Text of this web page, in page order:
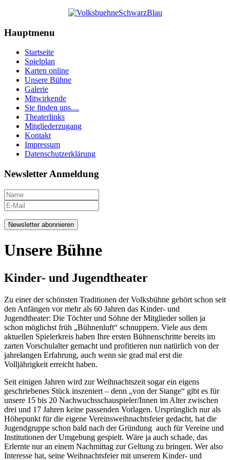
Hauptmenu
Startseite
Spielplan
Karten online
Unsere Bühne
Galerie
Mitwirkende
Sie finden uns....
Theaterlinks
Mitgliederzugang
Kontakt
Impressum
Datenschutzerklärung
Newsletter Anmeldung
Newsletter abonnieren
Unsere Bühne
Kinder- und Jugendtheater
Zu einer der schönsten Traditionen der Volksbühne gehört schon seit
den Anfängen vor mehr als 60 Jahren das Kinder- und
Jugendtheater: Die Töchter und Söhne der Mitglieder sollen ja
schon möglichst früh „Bühnenluft“ schnuppern. Viele aus dem
aktuellen Spielerkreis haben Ihre ersten Bühnenschritte bereits im
zarten Vorschulalter gemacht und profitieren nun natürlich von der
jahrelangen Erfahrung, auch wenn sie grad mal erst die
Volljährigkeit erreicht haben.
Seit einigen Jahren wird zur Weihnachtszeit sogar ein eigens
geschriebenes Stück inszeniert – denn „von der Stange“ gibt es für
unsere 15 bis 20 Nachwuchsschauspieler/Innen im Alter zwischen
drei und 17 Jahren keine passenden Vorlagen. Ursprünglich nur als
Höhepunkt für die eigene Vereinsweihnachtsfeier gedacht, hat die
Jugendgruppe schon bald nach der Gründung auch für Vereine und
Institutionen der Umgebung gespielt. Wäre ja auch schade, das
Erlernte nur an einem Nachmittag zur Geltung zu bringen. Wer also
Interesse hat, seine Weihnachtsfeier mit unserem Kinder- und